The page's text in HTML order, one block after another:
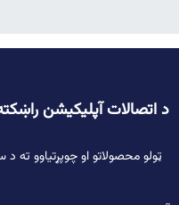
د اتصالات آپلیکیشن
ټولو محصولاتو او چوپړتیاوو ته